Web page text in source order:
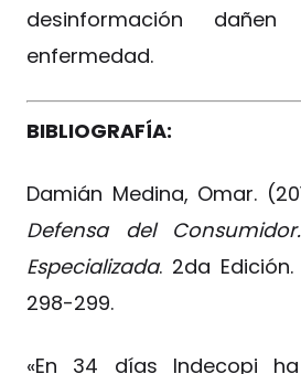
desinformación
enfermedad.
BIBLIOGRAFÍA:
Damián Medina, Omar.
Defensa del
Especializada. 2da
298-299.
«En 34 días Indecopi